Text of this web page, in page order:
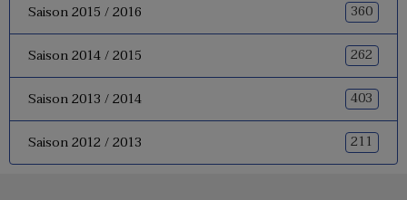
Saison 2015 / 2016 360
Saison 2014 / 2015 262
Saison 2013 / 2014 403
Saison 2012 / 2013 211